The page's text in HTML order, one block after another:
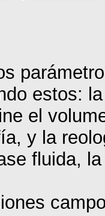
estos:
el
y la
fluida,